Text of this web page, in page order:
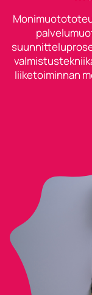
liiketoiminnan